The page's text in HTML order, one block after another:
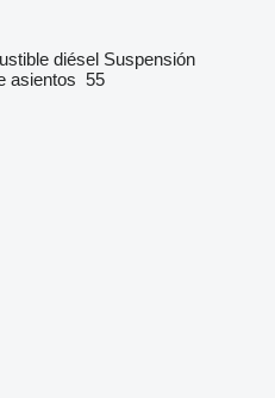
diésel Suspensión
asientos 55